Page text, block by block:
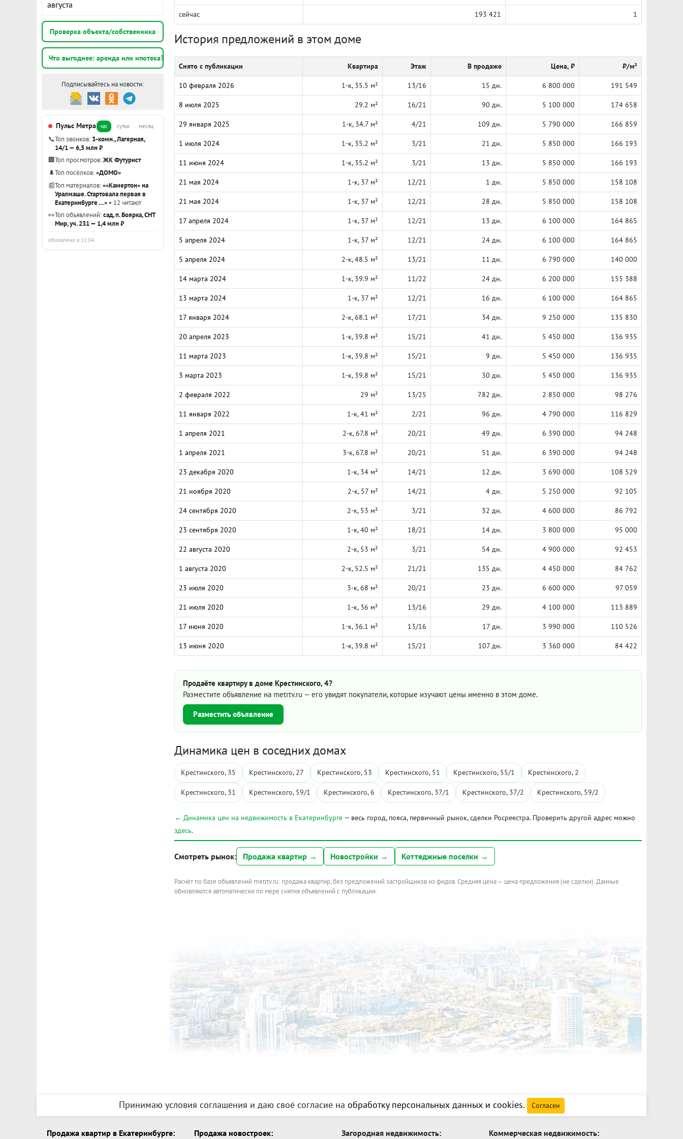
августа
Проверка объекта/собственника
Что выгоднее: аренда или ипотека?
Подписывайтесь на новости:
Пульс Метра час сутки месяц
📞Топ звонков: 3-комн., Лагерная,
14/1 — 6,5 млн ₽
🏢Топ просмотров:ЖК Футурист
🌲Топ посёлков:«ДОМО»
📰Топ материалов:««Камертон» на
Уралмаше. Стартовала первая в
Екатеринбурге …» • 12 читают
👀Топ объявлений:сад, п. Боярка, СНТ
Мир, уч. 231 — 1,4 млн ₽
обновлено в 11:04
сейчас 193 421 1
История предложений в этом доме
Снято с публикации Квартира Этаж В продаже Цена, ₽ ₽/м²
10 февраля 2026 1-к, 35.5 м² 13/16 15 дн. 6 800 000 191 549
8 июля 2025 29.2 м² 16/21 90 дн. 5 100 000 174 658
29 января 2025 1-к, 34.7 м² 4/21 109 дн. 5 790 000 166 859
1 июля 2024 1-к, 35.2 м² 3/21 21 дн. 5 850 000 166 193
11 июня 2024 1-к, 35.2 м² 3/21 13 дн. 5 850 000 166 193
21 мая 2024 1-к, 37 м² 12/21 1 дн. 5 850 000 158 108
21 мая 2024 1-к, 37 м² 12/21 28 дн. 5 850 000 158 108
17 апреля 2024 1-к, 37 м² 12/21 13 дн. 6 100 000 164 865
5 апреля 2024 1-к, 37 м² 12/21 24 дн. 6 100 000 164 865
5 апреля 2024 2-к, 48.5 м² 13/21 11 дн. 6 790 000 140 000
14 марта 2024 1-к, 39.9 м² 11/22 24 дн. 6 200 000 155 388
13 марта 2024 1-к, 37 м² 12/21 16 дн. 6 100 000 164 865
17 января 2024 2-к, 68.1 м² 17/21 34 дн. 9 250 000 135 830
20 апреля 2023 1-к, 39.8 м² 15/21 41 дн. 5 450 000 136 935
11 марта 2023 1-к, 39.8 м² 15/21 9 дн. 5 450 000 136 935
3 марта 2023 1-к, 39.8 м² 15/21 30 дн. 5 450 000 136 935
2 февраля 2022 29 м² 13/25 782 дн. 2 850 000 98 276
11 января 2022 1-к, 41 м² 2/21 96 дн. 4 790 000 116 829
1 апреля 2021 2-к, 67.8 м² 20/21 49 дн. 6 390 000 94 248
1 апреля 2021 3-к, 67.8 м² 20/21 51 дн. 6 390 000 94 248
23 декабря 2020 1-к, 34 м² 14/21 12 дн. 3 690 000 108 529
21 ноября 2020 2-к, 57 м² 14/21 4 дн. 5 250 000 92 105
24 сентября 2020 2-к, 53 м² 3/21 32 дн. 4 600 000 86 792
23 сентября 2020 1-к, 40 м² 18/21 14 дн. 3 800 000 95 000
22 августа 2020 2-к, 53 м² 3/21 54 дн. 4 900 000 92 453
1 августа 2020 2-к, 52.5 м² 21/21 135 дн. 4 450 000 84 762
23 июля 2020 3-к, 68 м² 20/21 23 дн. 6 600 000 97 059
21 июля 2020 1-к, 36 м² 13/16 29 дн. 4 100 000 113 889
17 июня 2020 1-к, 36.1 м² 13/16 17 дн. 3 990 000 110 526
13 июня 2020 1-к, 39.8 м² 15/21 107 дн. 3 360 000 84 422
Продаёте квартиру в доме Крестинского, 4?
Разместите объявление на metrtv.ru — его увидят покупатели, которые изучают цены именно в этом доме.
Разместить объявление
Динамика цен в соседних домах
Крестинского, 35 Крестинского, 27 Крестинского, 53 Крестинского, 51 Крестинского, 55/1 Крестинского, 2
Крестинского, 31 Крестинского, 59/1 Крестинского, 6 Крестинского, 37/1 Крестинского, 37/2 Крестинского, 59/2
← Динамика цен на недвижимость в Екатеринбурге — весь город, пояса, первичный рынок, сделки Росреестра. Проверить другой адрес можно
здесь.
Смотреть рынок: Продажа квартир → Новостройки → Коттеджные поселки →
Расчёт по базе объявлений metrtv.ru: продажа квартир, без предложений застройщиков из фидов. Средняя цена — цена предложения (не сделки). Данные
обновляются автоматически по мере снятия объявлений с публикации.
Принимаю условия соглашения и даю своё согласие на обработку персональных данных и cookies. Согласен
Продажа квартир в Екатеринбурге: Продажа новостроек: Загородная недвижимость: Коммерческая недвижимость: